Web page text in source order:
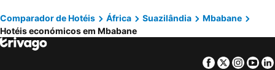
Royal Villas Swaziland
Lidwala Lodge
Global Village
Esthers Lodge
Thokoza Anglican Conference Centre
Comparador de Hotéis África Suazilândia
Mbabane
Hotéis económicos em Mbabane
Facebook
Twitter